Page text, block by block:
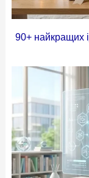
90+ найкращих